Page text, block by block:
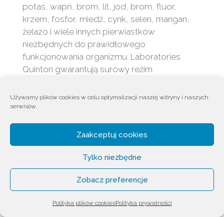
Używamy plików cookies w celu optymalizacji naszej witryny i naszych
serwisów.
Zaakceptuj cookies
Tylko niezbędne
Zobacz preferencje
Polityka plików cookiesPolityka prywatności
potas, wapń, brom, lit, jod, brom, fluor,
krzem, fosfor, miedź, cynk, selen, mangan,
żelazo i wiele innych pierwiastków
niezbędnych do prawidłowego
funkcjonowania organizmu. Laboratories
Quinton gwarantują surowy reżim
zgodność z regułami wytyczonymi
przez Rene Quintona.
sprzedawane są obecnie w niemal
wszystkich krajach Unii Europejskiej, obu